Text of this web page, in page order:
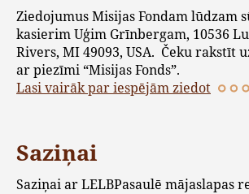
Ziedojumus Misijas Fondam lūdzam
kasierim Uģim Grīnbergam, 10536
Rivers, MI 49093, USA. Čeku rakstīt
ar piezīmi “Misijas Fonds”.
Lasi vairāk par iespējām ziedot
Saziņai
Saziņai ar LELBPasaulē mājaslapas